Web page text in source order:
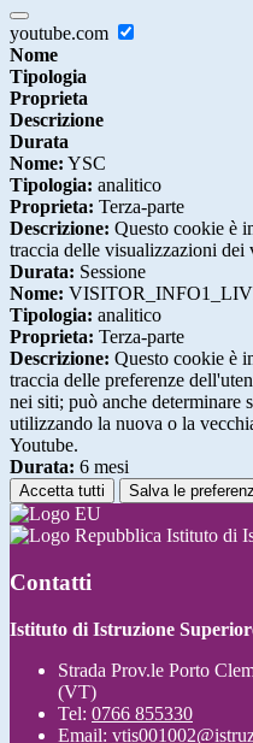
youtube.com
Nome
Tipologia
Proprieta
Descrizione
Durata
Nome: YSC
Tipologia: analitico
Proprieta: Terza-parte
Descrizione: Questo cookie è
traccia delle visualizzazioni dei
Durata: Sessione
Nome:
Tipologia: analitico
Proprieta: Terza-parte
Descrizione: Questo cookie è
traccia delle preferenze
nei siti; può anche determinare
utilizzando la nuova o la
Youtube.
Durata: 6 mesi
Accetta tutti Salva le
Istituto di
Contatti
Istituto di Istruzione
Strada Prov.le Porto
(VT)
Tel: 0766 855330
Email: